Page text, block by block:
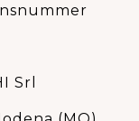
Srl